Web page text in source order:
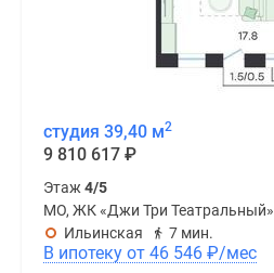
студия 39,40 м2
9 810 617 ₽
Этаж4/5
МО, ЖК «Джи Три Театральный»
Ильинская
7 мин.
В ипотеку от 46 546 ₽/мес